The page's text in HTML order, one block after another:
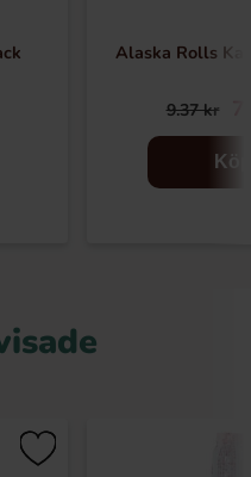
Alaska Rolls
9.37 kr
Köp